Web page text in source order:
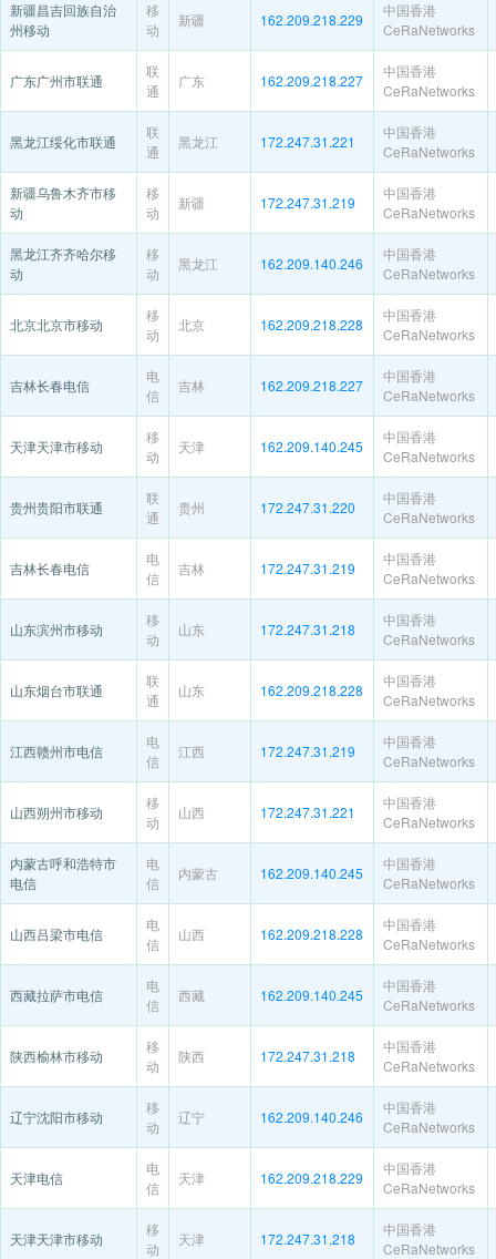
新疆昌吉回族自治
州移动
移
动
新疆 162.209.218.229
中国香港
CeRaNetworks
广东广州市联通
联
通
广东 162.209.218.227
中国香港
CeRaNetworks
黑龙江绥化市联通
联
通
黑龙江 172.247.31.221
中国香港
CeRaNetworks
新疆乌鲁木齐市移
动
移
动
新疆 172.247.31.219
中国香港
CeRaNetworks
黑龙江齐齐哈尔移
动
移
动
黑龙江 162.209.140.246
中国香港
CeRaNetworks
北京北京市移动
移
动
北京 162.209.218.228
中国香港
CeRaNetworks
吉林长春电信
电
信
吉林 162.209.218.227
中国香港
CeRaNetworks
天津天津市移动
移
动
天津 162.209.140.245
中国香港
CeRaNetworks
贵州贵阳市联通
联
通
贵州 172.247.31.220
中国香港
CeRaNetworks
吉林长春电信
电
信
吉林 172.247.31.219
中国香港
CeRaNetworks
山东滨州市移动
移
动
山东 172.247.31.218
中国香港
CeRaNetworks
山东烟台市联通
联
通
山东 162.209.218.228
中国香港
CeRaNetworks
江西赣州市电信
电
信
江西 172.247.31.219
中国香港
CeRaNetworks
山西朔州市移动
移
动
山西 172.247.31.221
中国香港
CeRaNetworks
内蒙古呼和浩特市
电信
电
信
内蒙古 162.209.140.245
中国香港
CeRaNetworks
山西吕梁市电信
电
信
山西 162.209.218.228
中国香港
CeRaNetworks
西藏拉萨市电信
电
信
西藏 162.209.140.245
中国香港
CeRaNetworks
陕西榆林市移动
移
动
陕西 172.247.31.218
中国香港
CeRaNetworks
辽宁沈阳市移动
移
动
辽宁 162.209.140.246
中国香港
CeRaNetworks
天津电信
电
信
天津 162.209.218.229
中国香港
CeRaNetworks
天津天津市移动
移
动
天津 172.247.31.218
中国香港
CeRaNetworks